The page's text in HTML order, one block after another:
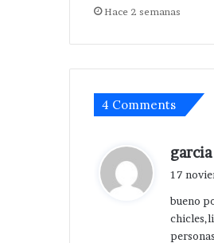
Hace 2 semanas
4 Comments
17
bueno